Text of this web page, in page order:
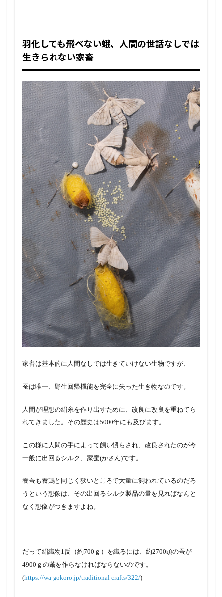
羽化しても飛べない蛾、人間の世話なしでは
生きられない家畜
家畜は基本的に人間なしでは生きていけない生物ですが、
蚕は唯一、野生回帰機能を完全に失った生き物なのです。
人間が理想の絹糸を作り出すために、改良に改良を重ねてら
れてきました。その歴史は5000年にも及びます。
この様に人間の手によって飼い慣らされ、改良されたのが今
一般に出回るシルク、家蚕(かさん)です。
養蚕も養鶏と同じく狭いところで大量に飼われているのだろ
うという想像は、その出回るシルク製品の量を見ればなんと
なく想像がつきますよね。
だって絹織物1反（約700ｇ）を織るには、約2700頭の蚕が
4900ｇの繭を作らなければならないのです。
(https://wa-gokoro.jp/traditional-crafts/322/)